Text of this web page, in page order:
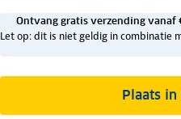
Ontvang gratis verzending vanaf
Let op: dit is niet geldig in combinatie
Plaats